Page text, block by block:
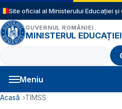
Sari la conținutul principal
Site oficial al Ministerului Educației
GUVERNUL ROMÂNIEI
MINISTERUL
Caută
Meniu
Navigație principală
Cale de navigare
Acasă TIMSS